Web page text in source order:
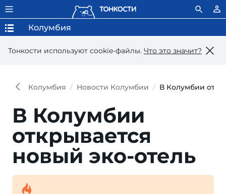
Тонкости используют сookie-файлы. Что это значит?
Колумбия
Колумбия Новости Колумбии В Колумбии
В Колумбии
открывается
новый эко-отель